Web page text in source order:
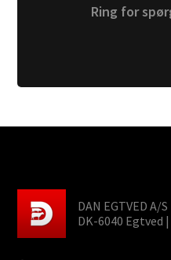
Ring for
DAN EGTVED A/
DK-6040 Egtved |